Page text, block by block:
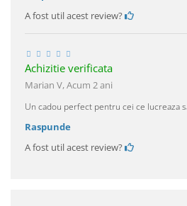
A fost util acest review?
Achizitie verificata
Marian V,Acum 2 ani
Un cadou perfect pentru cei ce lucreaza
Raspunde
A fost util acest review?